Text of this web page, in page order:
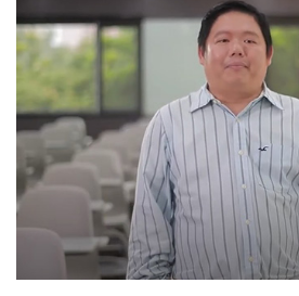
สัมภาษณ์ พี่เกี๊ยง